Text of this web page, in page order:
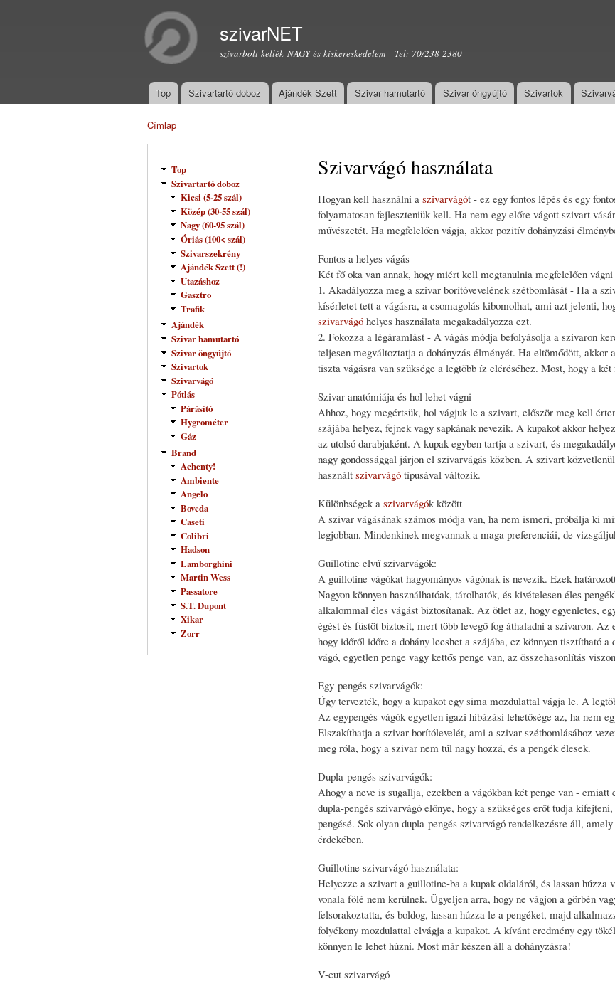
szivarNET
szivarbolt kellék NAGY és kiskereskedelem - Tel: 70/238-2380
Főmenü
Top Szivartartó doboz Ajándék Szett Szivar hamutartó Szivar öngyújtó Szivartok
Címlap
Top
Szivartartó doboz
Kicsi (5-25 szál)
Közép (30-55 szál)
Nagy (60-95 szál)
Óriás (100< szál)
Szivarszekrény
Ajándék Szett (!)
Utazáshoz
Gasztro
Trafik
Ajándék
Szivar hamutartó
Szivar öngyújtó
Szivartok
Szivarvágó
Pótlás
Párásító
Hygrométer
Gáz
Brand
Achenty!
Ambiente
Angelo
Boveda
Caseti
Colibri
Hadson
Lamborghini
Martin Wess
Passatore
S.T. Dupont
Xikar
Zorr
Szivarvágó használata
Hogyan kell használni a szivarvágót - ez egy fontos lépés és egy
folyamatosan fejleszteniük kell. Ha nem egy előre vágott szivart
művészetét. Ha megfelelően vágja, akkor pozitív dohányzási
Fontos a helyes vágás
Két fő oka van annak, hogy miért kell megtanulnia megfelelően
1. Akadályozza meg a szivar borítóvevelének szétbomlását - Ha a
kísérletet tett a vágásra, a csomagolás kibomolhat, ami azt jelenti,
szivarvágó helyes használata megakadályozza ezt.
2. Fokozza a légáramlást - A vágás módja befolyásolja a szivaron
teljesen megváltoztatja a dohányzás élményét. Ha eltömődött, akkor
tiszta vágásra van szüksége a legtöbb íz eléréséhez. Most, hogy a
Szivar anatómiája és hol lehet vágni
Ahhoz, hogy megértsük, hol vágjuk le a szivart, először meg kell
szájába helyez, fejnek vagy sapkának nevezik. A kupakot akkor
az utolsó darabjaként. A kupak egyben tartja a szivart, és
nagy gondossággal járjon el szivarvágás közben. A szivart
használt szivarvágó típusával változik.
Különbségek a szivarvágók között
A szivar vágásának számos módja van, ha nem ismeri, próbálja ki
legjobban. Mindenkinek megvannak a maga preferenciái, de
Guillotine elvű szivarvágók:
A guillotine vágókat hagyományos vágónak is nevezik. Ezek
Nagyon könnyen használhatóak, tárolhatók, és kivételesen éles
alkalommal éles vágást biztosítanak. Az ötlet az, hogy egyenletes,
égést és füstöt biztosít, mert több levegő fog áthaladni a szivaron.
hogy időről időre a dohány leeshet a szájába, ez könnyen tisztítható
vágó, egyetlen penge vagy kettős penge van, az összehasonlítás
Egy-pengés szivarvágók:
Úgy tervezték, hogy a kupakot egy sima mozdulattal vágja le. A
Az egypengés vágók egyetlen igazi hibázási lehetősége az, ha nem
Elszakíthatja a szivar borítólevelét, ami a szivar szétbomlásához
meg róla, hogy a szivar nem túl nagy hozzá, és a pengék élesek.
Dupla-pengés szivarvágók:
Ahogy a neve is sugallja, ezekben a vágókban két penge van -
dupla-pengés szivarvágó előnye, hogy a szükséges erőt tudja
pengésé. Sok olyan dupla-pengés szivarvágó rendelkezésre áll,
érdekében.
Guillotine szivarvágó használata:
Helyezze a szivart a guillotine-ba a kupak oldaláról, és lassan húzza
vonala fölé nem kerülnek. Ügyeljen arra, hogy ne vágjon a görbén
felsorakoztatta, és boldog, lassan húzza le a pengéket, majd
folyékony mozdulattal elvágja a kupakot. A kívánt eredmény egy
könnyen le lehet húzni. Most már készen áll a dohányzásra!
V-cut szivarvágó